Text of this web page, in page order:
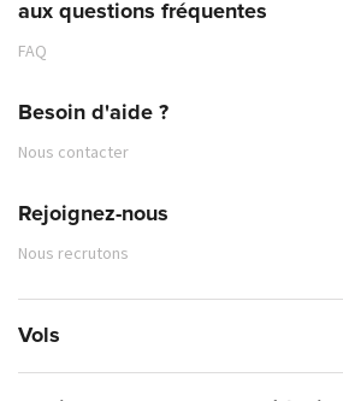
aux questions fréquentes
FAQ
Besoin d'aide ?
Nous contacter
Rejoignez-nous
Nous recrutons
Vols